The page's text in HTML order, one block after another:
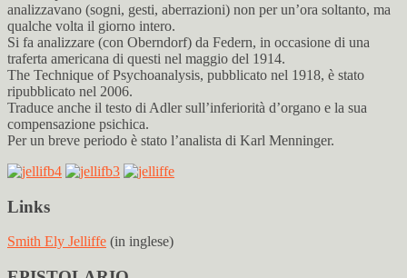
analizzavano (sogni, gesti, aberrazioni) non per un’ora soltanto, ma
qualche volta il giorno intero.
Si fa analizzare (con Oberndorf) da Federn, in occasione di una
traferta americana di questi nel maggio del 1914.
The Technique of Psychoanalysis, pubblicato nel 1918, è stato
ripubblicato nel 2006.
Traduce anche il testo di Adler sull’inferiorità d’organo e la sua
compensazione psichica.
Per un breve periodo è stato l’analista di Karl Menninger.
Links
Smith Ely Jelliffe (in inglese)